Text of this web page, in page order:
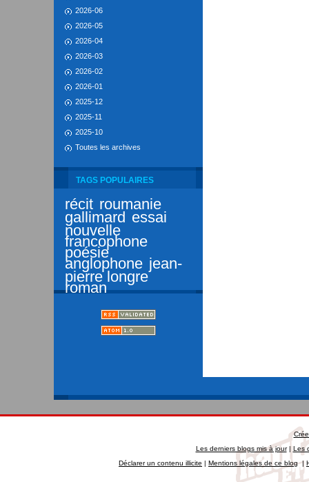
2026-06
2026-05
2026-04
2026-03
2026-02
2026-01
2025-12
2025-11
2025-10
Toutes les archives
TAGS POPULAIRES
récit roumanie
gallimard essai
nouvelle
francophone
poésie
anglophone jean-
pierre longre
roman
Les derniers blogs mis à jour|Les
Déclarer un contenu illicite | Mentions légales de ce blog|